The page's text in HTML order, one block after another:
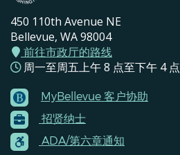
450 110th Avenue NE
Bellevue, WA 98004
前往市政厅的路线
周一至周五上午 8 点至下午 4 点
Footer
Menu
Contacts
MyBellevue 客户协助
招贤纳士
ADA/第六章通知